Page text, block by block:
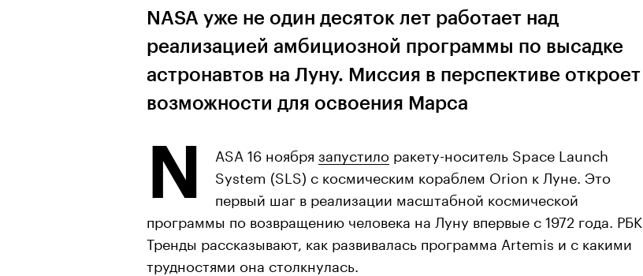
NASA уже не один десяток лет работает над
реализацией амбициозной программы по высадке
астронавтов на Луну. Миссия в перспективе откроет
возможности для освоения Марса
N ASA 16 ноября запустило ракету-носитель Space Launch
System (SLS) с космическим кораблем Orion к Луне. Это
первый шаг в реализации масштабной космической
программы по возвращению человека на Луну впервые с 1972 года. РБК
Тренды рассказывают, как развивалась программа Artemis и с какими
трудностями она столкнулась.